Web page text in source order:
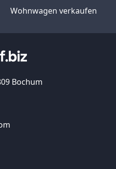
Wohnwagen verkaufen
Bochum